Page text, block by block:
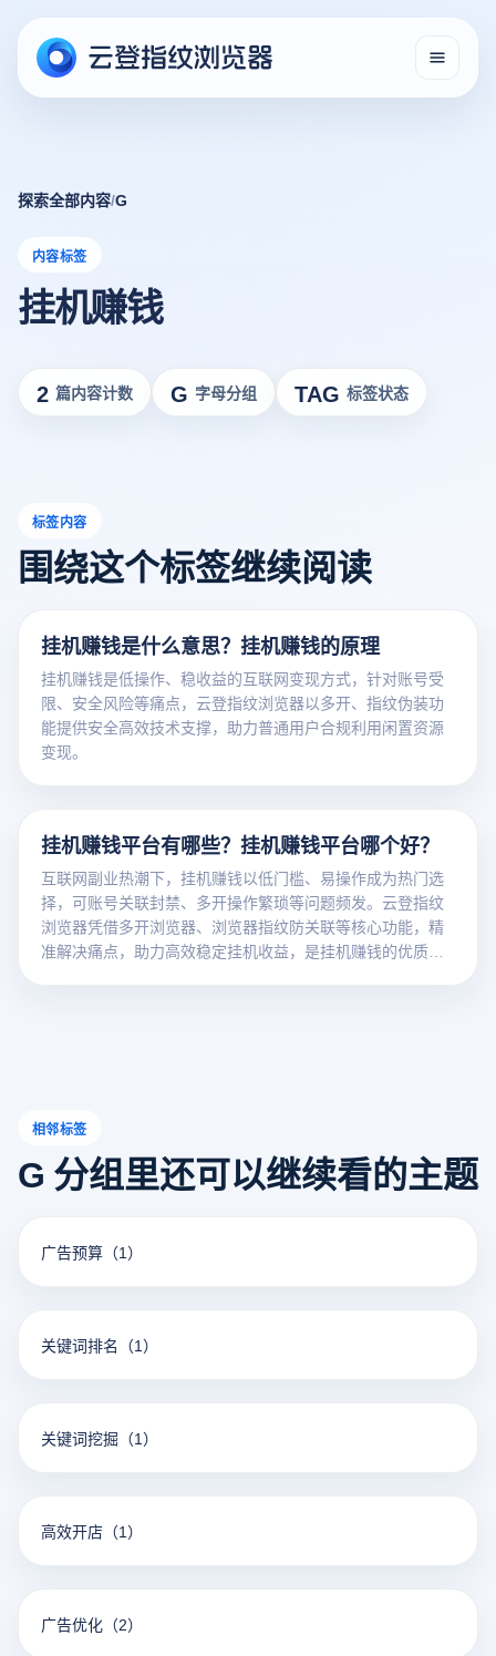
探索全部内容/G
内容标签
挂机赚钱
2 篇内容计数 G 字母分组 TAG 标签状态
标签内容
围绕这个标签继续阅读
挂机赚钱是什么意思？挂机赚钱的原理
挂机赚钱是低操作、稳收益的互联网变现方式，针对账号受
限、安全风险等痛点，云登指纹浏览器以多开、指纹伪装功
能提供安全高效技术支撑，助力普通用户合规利用闲置资源
变现。
挂机赚钱平台有哪些？挂机赚钱平台哪个好？
互联网副业热潮下，挂机赚钱以低门槛、易操作成为热门选
择，可账号关联封禁、多开操作繁琐等问题频发。云登指纹
浏览器凭借多开浏览器、浏览器指纹防关联等核心功能，精
准解决痛点，助力高效稳定挂机收益，是挂机赚钱的优质辅
相邻标签
G 分组里还可以继续看的主题
广告预算 （1）
关键词排名 （1）
关键词挖掘 （1）
高效开店 （1）
广告优化 （2）